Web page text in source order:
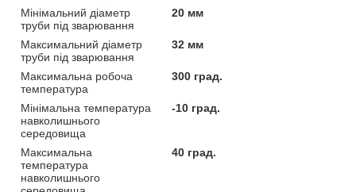
Мінімальний діаметр
труби під зварювання
20 мм
Максимальний діаметр
труби під зварювання
32 мм
Максимальна робоча
температура
300 град.
Мінімальна температура
навколишнього
середовища
-10 град.
Максимальна
температура
навколишнього
40 град.